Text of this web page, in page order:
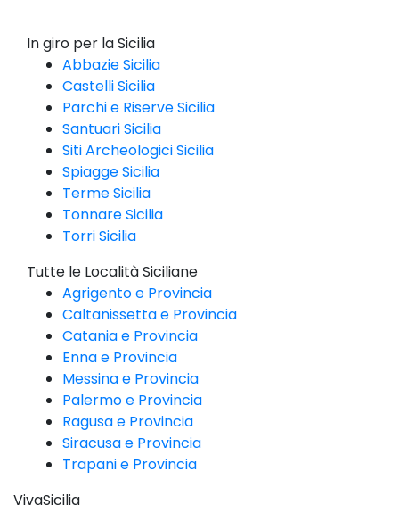
In giro per la Sicilia
Abbazie Sicilia
Castelli Sicilia
Parchi e Riserve Sicilia
Santuari Sicilia
Siti Archeologici Sicilia
Spiagge Sicilia
Terme Sicilia
Tonnare Sicilia
Torri Sicilia
Tutte le Località Siciliane
Agrigento e Provincia
Caltanissetta e Provincia
Catania e Provincia
Enna e Provincia
Messina e Provincia
Palermo e Provincia
Ragusa e Provincia
Siracusa e Provincia
Trapani e Provincia
VivaSicilia